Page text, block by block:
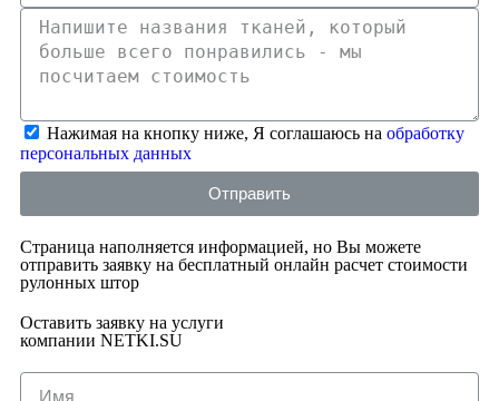
Нажимая на кнопку ниже, Я соглашаюсь на обработку
персональных данных
Отправить
Страница наполняется информацией, но Вы можете
отправить заявку на бесплатный онлайн расчет стоимости
рулонных штор
Оставить заявку на услуги
компании NETKI.SU